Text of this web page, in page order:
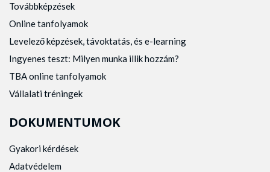
Továbbképzések
Online tanfolyamok
Levelező képzések, távoktatás, és e-learning
Ingyenes teszt: Milyen munka illik hozzám?
TBA online tanfolyamok
Vállalati tréningek
DOKUMENTUMOK
Gyakori kérdések
Adatvédelem